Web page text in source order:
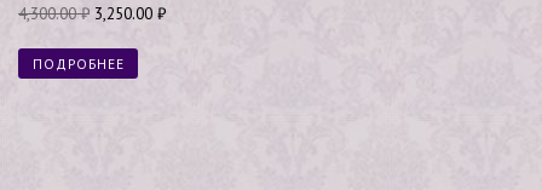
4,300.00₽ 3,250.00 ₽
ПОДРОБНЕЕ